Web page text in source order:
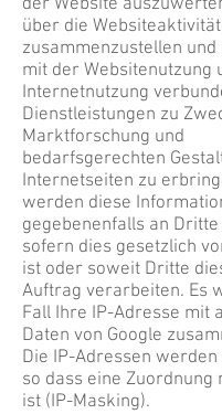
der Website
über die
zusammenzustellen
mit der Websitenutzung
Internetnutzung
Dienstleistungen zu
Marktforschung und
bedarfsgerechten
Internetseiten zu
werden diese
gegebenenfalls an
sofern dies gesetzlich
ist oder soweit Dritte
Auftrag verarbeiten. Es
Fall Ihre IP-Adresse mit
Daten von Google
Die IP-Adressen
so dass eine Zuordnung
ist (IP-Masking).